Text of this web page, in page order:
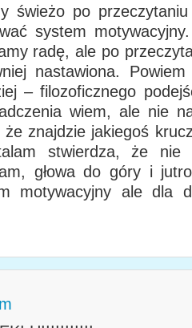
świeżo po
system
radę, ale po
nastawiona.
– filozoficznego
wiem, ale nie
znajdzie jakiegoś
stwierdza, że nie
głowa do góry i
motywacyjny ale dla